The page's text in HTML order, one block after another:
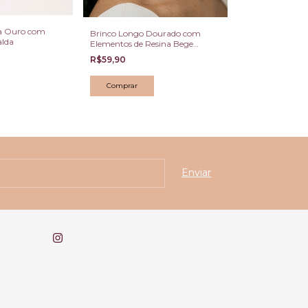
Ouro com
Brinco Longo Dourado com
Elementos de Resina Bege
Abstratos
R$59,90